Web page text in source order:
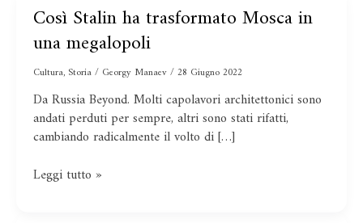
Così Stalin ha trasformato Mosca in
una megalopoli
Cultura, Storia/ Georgy Manaev/28 Giugno 2022
Da Russia Beyond. Molti capolavori architettonici sono
andati perduti per sempre, altri sono stati rifatti,
cambiando radicalmente il volto di […]
Così
ha
trasformato
Mosca
in
una
megalopoli
Leggi tutto »